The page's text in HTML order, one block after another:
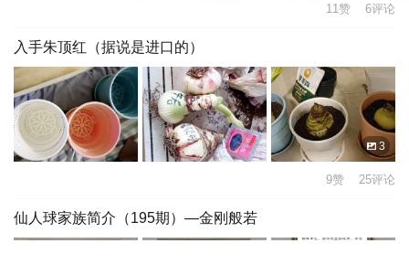
11赞 6评论
入手朱顶红（据说是进口的）
3
9赞 25评论
仙人球家族简介（195期）—金刚般若